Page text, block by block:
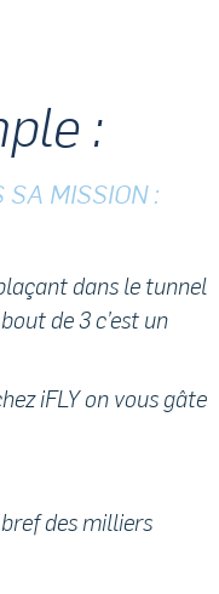
:
SA MISSION :
dans le tunnel
de 3 c’est un
iFLY on vous gâte
des milliers